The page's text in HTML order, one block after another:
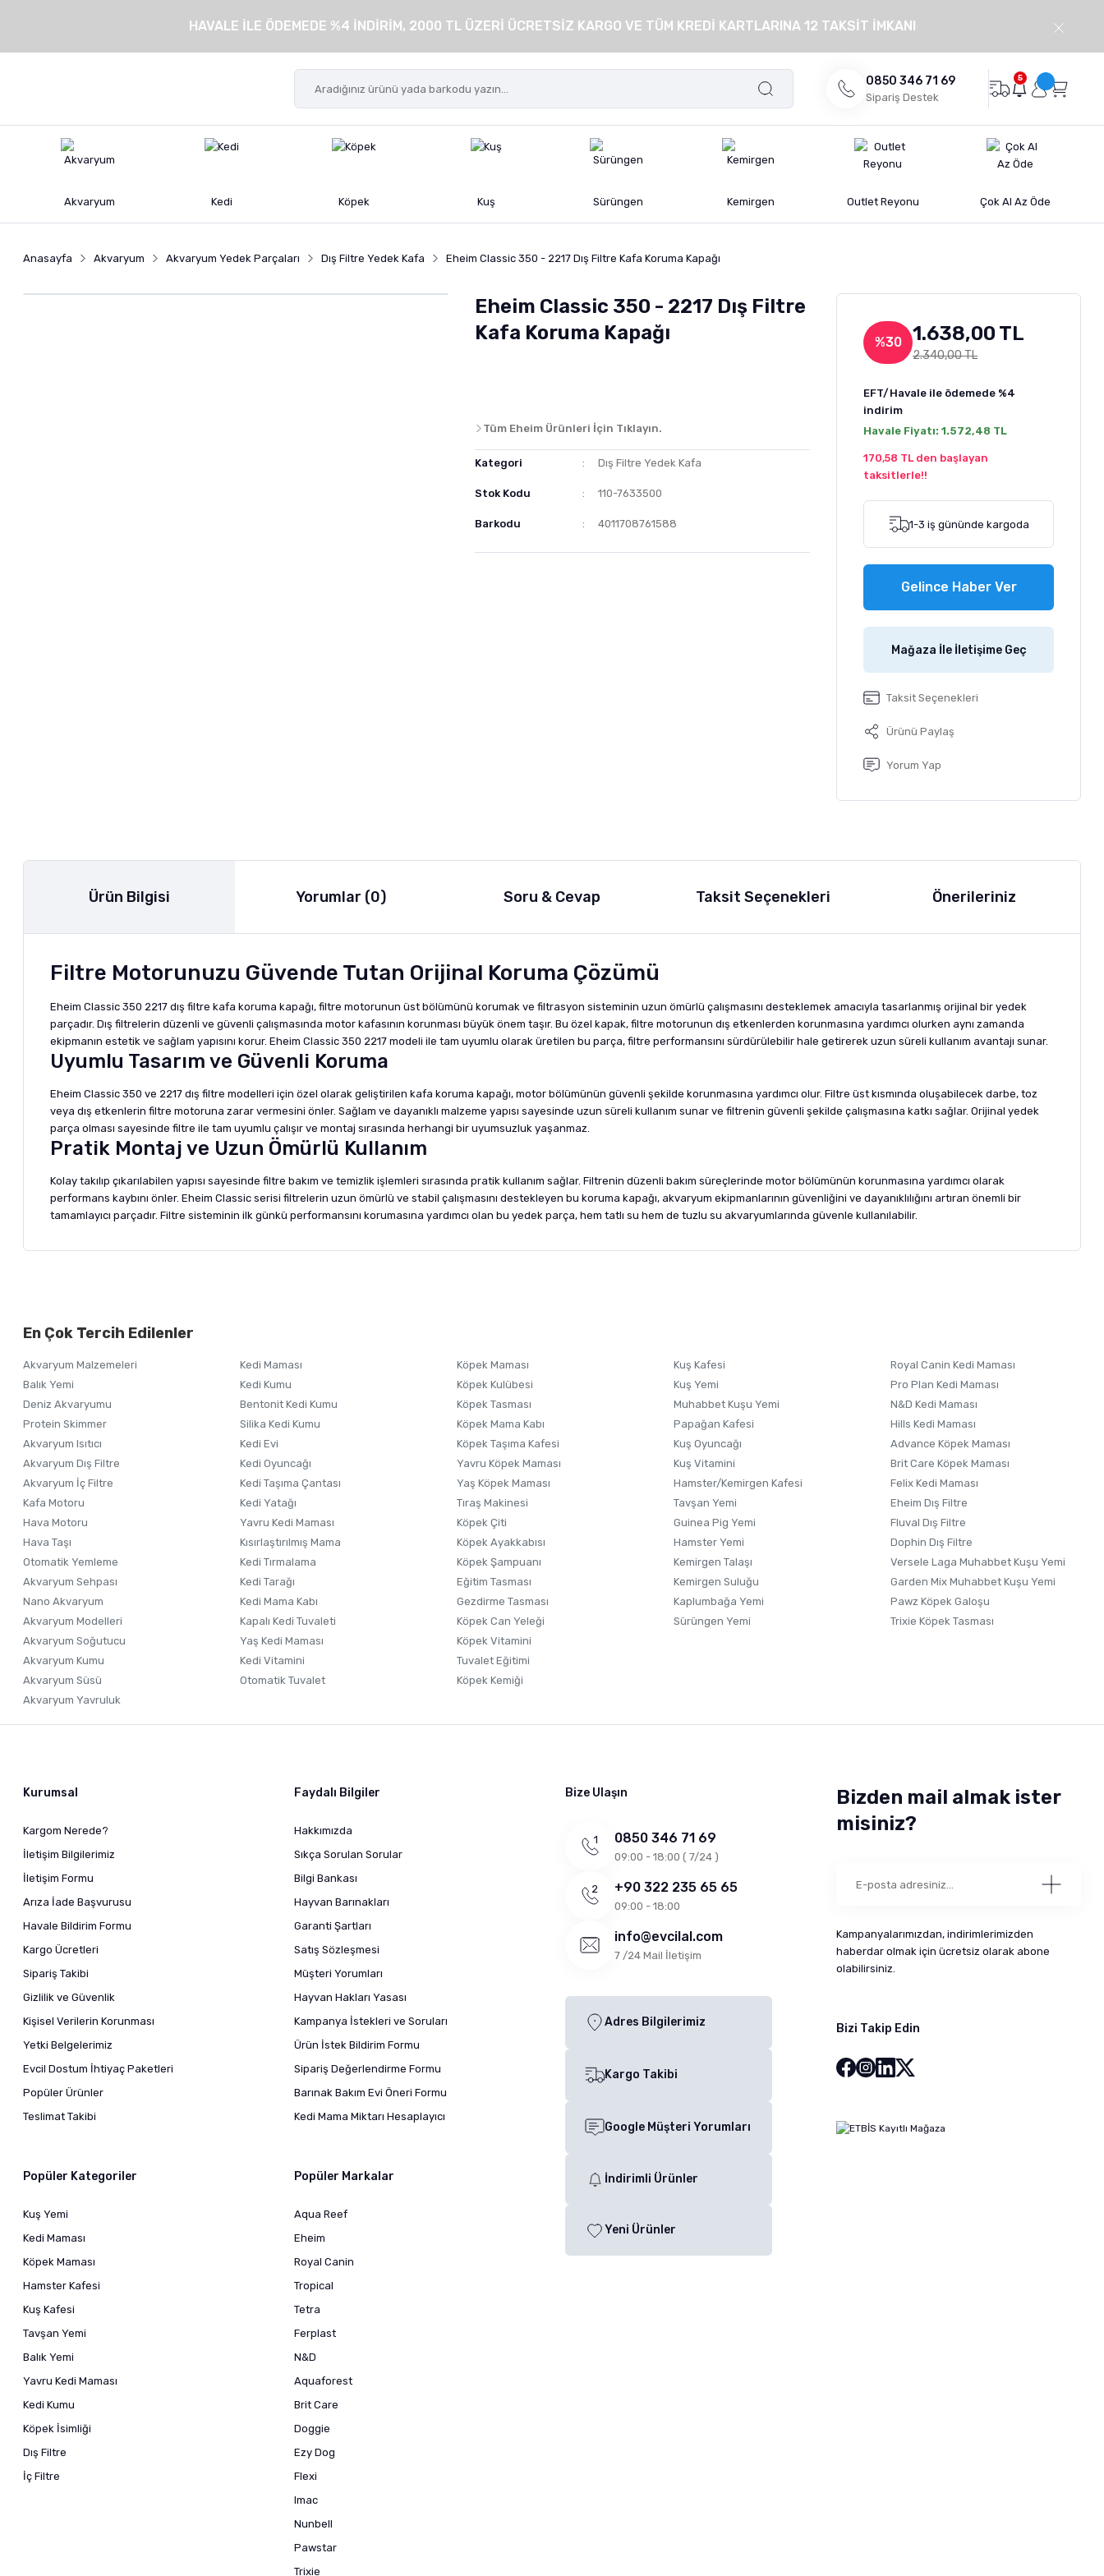
HAVALE İLE ÖDEMEDE %4 İNDİRİM, 2000 TL ÜZERİ ÜCRETSİZ KARGO VE TÜM KREDİ KARTLARINA 12 TAKSİT İMKANI
0850 346 71 69
Sipariş Destek
5
Akvaryum Kedi Köpek Kuş Sürüngen Kemirgen Outlet Reyonu Çok Al Az Öde
Anasayfa Akvaryum Akvaryum Yedek Parçaları Dış Filtre Yedek Kafa Eheim Classic 350 - 2217 Dış Filtre Kafa Koruma Kapağı
Eheim Classic 350 - 2217 Dış Filtre
Kafa Koruma Kapağı
Tüm Eheim Ürünleri İçin Tıklayın.
Kategori Dış Filtre Yedek Kafa
Stok Kodu 110-7633500
Barkodu 4011708761588
%30 1.638,00 TL
2.340,00 TL
EFT/Havale ile ödemede %4
indirim
Havale Fiyatı: 1.572,48 TL
170,58 TL den başlayan
taksitlerle!!
1-3 iş gününde kargoda
Gelince Haber Ver
Mağaza İle İletişime Geç
Taksit Seçenekleri
Ürünü Paylaş
Yorum Yap
Ürün Bilgisi Yorumlar (0) Soru & Cevap Taksit Seçenekleri Önerileriniz
Filtre Motorunuzu Güvende Tutan Orijinal Koruma Çözümü
Eheim Classic 350 2217 dış filtre kafa koruma kapağı, filtre motorunun üst bölümünü korumak ve filtrasyon sisteminin uzun ömürlü çalışmasını desteklemek amacıyla tasarlanmış orijinal bir yedek
parçadır. Dış filtrelerin düzenli ve güvenli çalışmasında motor kafasının korunması büyük önem taşır. Bu özel kapak, filtre motorunun dış etkenlerden korunmasına yardımcı olurken aynı zamanda
ekipmanın estetik ve sağlam yapısını korur. Eheim Classic 350 2217 modeli ile tam uyumlu olarak üretilen bu parça, filtre performansını sürdürülebilir hale getirerek uzun süreli kullanım avantajı sunar.
Uyumlu Tasarım ve Güvenli Koruma
Eheim Classic 350 ve 2217 dış filtre modelleri için özel olarak geliştirilen kafa koruma kapağı, motor bölümünün güvenli şekilde korunmasına yardımcı olur. Filtre üst kısmında oluşabilecek darbe, toz
veya dış etkenlerin filtre motoruna zarar vermesini önler. Sağlam ve dayanıklı malzeme yapısı sayesinde uzun süreli kullanım sunar ve filtrenin güvenli şekilde çalışmasına katkı sağlar. Orijinal yedek
parça olması sayesinde filtre ile tam uyumlu çalışır ve montaj sırasında herhangi bir uyumsuzluk yaşanmaz.
Pratik Montaj ve Uzun Ömürlü Kullanım
Kolay takılıp çıkarılabilen yapısı sayesinde filtre bakım ve temizlik işlemleri sırasında pratik kullanım sağlar. Filtrenin düzenli bakım süreçlerinde motor bölümünün korunmasına yardımcı olarak
performans kaybını önler. Eheim Classic serisi filtrelerin uzun ömürlü ve stabil çalışmasını destekleyen bu koruma kapağı, akvaryum ekipmanlarının güvenliğini ve dayanıklılığını artıran önemli bir
tamamlayıcı parçadır. Filtre sisteminin ilk günkü performansını korumasına yardımcı olan bu yedek parça, hem tatlı su hem de tuzlu su akvaryumlarında güvenle kullanılabilir.
Ürünü Satın Al ve Yorumla
Ürün açıklamasında eksik bilgiler bulunuyor.
Ürün fiyatı diğer sitelerden daha pahalı.
Bu ürüne benzer farklı alternatifler olmalı.
Gönder
En Çok Tercih Edilenler
Akvaryum Malzemeleri
Balık Yemi
Deniz Akvaryumu
Protein Skimmer
Akvaryum Isıtıcı
Akvaryum Dış Filtre
Akvaryum İç Filtre
Kafa Motoru
Hava Motoru
Hava Taşı
Otomatik Yemleme
Akvaryum Sehpası
Nano Akvaryum
Akvaryum Modelleri
Akvaryum Soğutucu
Akvaryum Kumu
Akvaryum Süsü
Akvaryum Yavruluk
Kedi Maması
Kedi Kumu
Bentonit Kedi Kumu
Silika Kedi Kumu
Kedi Evi
Kedi Oyuncağı
Kedi Taşıma Çantası
Kedi Yatağı
Yavru Kedi Maması
Kısırlaştırılmış Mama
Kedi Tırmalama
Kedi Tarağı
Kedi Mama Kabı
Kapalı Kedi Tuvaleti
Yaş Kedi Maması
Kedi Vitamini
Otomatik Tuvalet
Köpek Maması
Köpek Kulübesi
Köpek Tasması
Köpek Mama Kabı
Köpek Taşıma Kafesi
Yavru Köpek Maması
Yaş Köpek Maması
Tıraş Makinesi
Köpek Çiti
Köpek Ayakkabısı
Köpek Şampuanı
Eğitim Tasması
Gezdirme Tasması
Köpek Can Yeleği
Köpek Vitamini
Tuvalet Eğitimi
Köpek Kemiği
Kuş Kafesi
Kuş Yemi
Muhabbet Kuşu Yemi
Papağan Kafesi
Kuş Oyuncağı
Kuş Vitamini
Hamster/Kemirgen Kafesi
Tavşan Yemi
Guinea Pig Yemi
Hamster Yemi
Kemirgen Talaşı
Kemirgen Suluğu
Kaplumbağa Yemi
Sürüngen Yemi
Royal Canin Kedi Maması
Pro Plan Kedi Maması
N&D Kedi Maması
Hills Kedi Maması
Advance Köpek Maması
Brit Care Köpek Maması
Felix Kedi Maması
Eheim Dış Filtre
Fluval Dış Filtre
Dophin Dış Filtre
Versele Laga Muhabbet Kuşu Yemi
Garden Mix Muhabbet Kuşu Yemi
Pawz Köpek Galoşu
Trixie Köpek Tasması
Kurumsal
Kargom Nerede?
İletişim Bilgilerimiz
İletişim Formu
Arıza İade Başvurusu
Havale Bildirim Formu
Kargo Ücretleri
Sipariş Takibi
Gizlilik ve Güvenlik
Kişisel Verilerin Korunması
Yetki Belgelerimiz
Evcil Dostum İhtiyaç Paketleri
Popüler Ürünler
Teslimat Takibi
Faydalı Bilgiler
Hakkımızda
Sıkça Sorulan Sorular
Bilgi Bankası
Hayvan Barınakları
Garanti Şartları
Satış Sözleşmesi
Müşteri Yorumları
Hayvan Hakları Yasası
Kampanya İstekleri ve Soruları
Ürün İstek Bildirim Formu
Sipariş Değerlendirme Formu
Barınak Bakım Evi Öneri Formu
Kedi Mama Miktarı Hesaplayıcı
Popüler Kategoriler
Kuş Yemi
Kedi Maması
Köpek Maması
Hamster Kafesi
Kuş Kafesi
Tavşan Yemi
Balık Yemi
Yavru Kedi Maması
Kedi Kumu
Köpek İsimliği
Dış Filtre
İç Filtre
Popüler Markalar
Aqua Reef
Eheim
Royal Canin
Tropical
Tetra
Ferplast
N&D
Aquaforest
Brit Care
Doggie
Ezy Dog
Flexi
Imac
Nunbell
Pawstar
Trixie
Bize Ulaşın
0850 346 71 69
09:00 - 18:00 ( 7/24 )
+90 322 235 65 65
09:00 - 18:00
info@evcilal.com
7 /24 Mail İletişim
Adres Bilgilerimiz
Kargo Takibi
Google Müşteri Yorumları
İndirimli Ürünler
Yeni Ürünler
Bizden mail almak ister
misiniz?
Kampanyalarımızdan, indirimlerimizden
haberdar olmak için ücretsiz olarak abone
olabilirsiniz.
Bizi Takip Edin